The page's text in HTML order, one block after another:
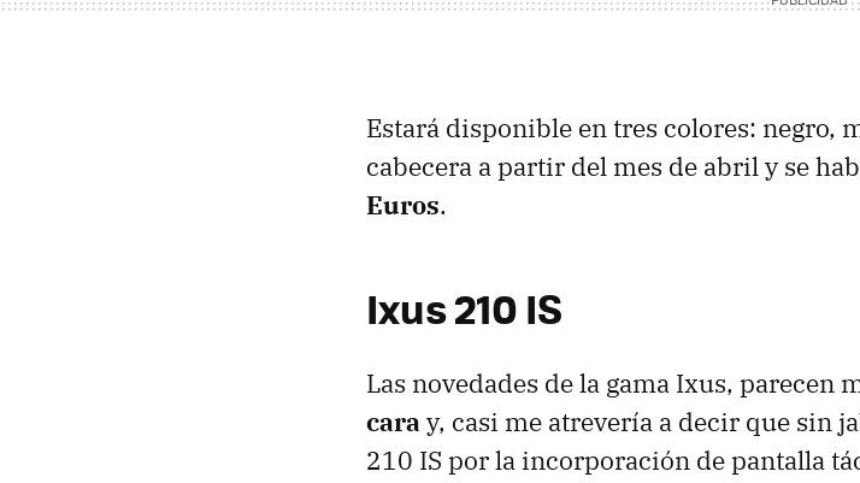
Estará disponible en tres colores: negro,
cabecera a partir del mes de abril y se
Euros.
Ixus 210 IS
Las novedades de la gama Ixus, parecen
cara y, casi me atrevería a decir que sin
210 IS por la incorporación de pantalla